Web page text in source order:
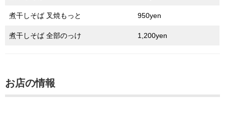
煮干しそば 叉焼もっと 950yen
煮干しそば 全部のっけ 1,200yen
お店の情報